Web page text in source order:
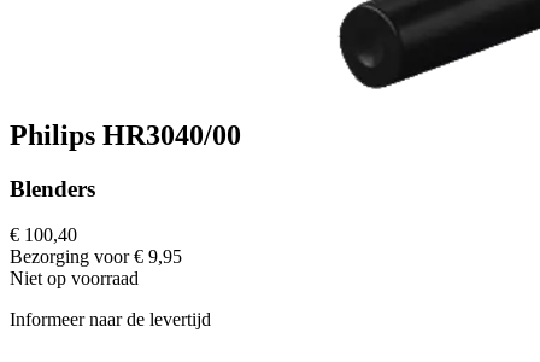
Philips HR3040/00
Blenders
€ 100,40
Bezorging voor € 9,95
Niet op voorraad
Informeer naar de levertijd